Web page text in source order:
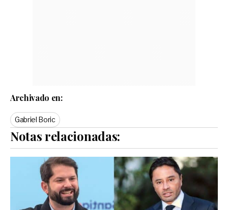
Archivado en:
Gabriel Boric
Notas relacionadas: